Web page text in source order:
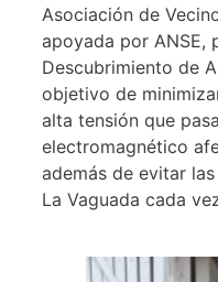
Asociación de
apoyada por ANSE,
Descubrimiento de
objetivo de
alta tensión que
electromagnético
además de evitar
La Vaguada cada